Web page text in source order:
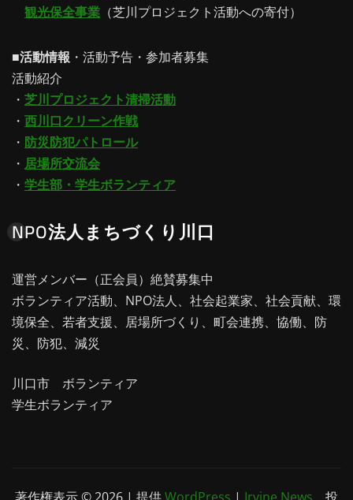
観光保全事業 （芝川プロジェクト活動への寄付）
■活動情報 ・活動予告・参加者募集
活動紹介
・ 芝川プロジェクト清掃活動
・ 西川口クリーン作戦
・ 防災防犯パトロール
・ 居場所交流会
・ 学生部・学生ボランティア
NPO法人まちづくり川口
運営メンバー（正会員）絶賛募集中
ボランティア活動、NPO法人、社会起業家、社会貢献、環
境保全、若者支援、居場所づくり、町会連携、協働、防
災、防犯、減災
川口市 ボランティア
学生ボランティア